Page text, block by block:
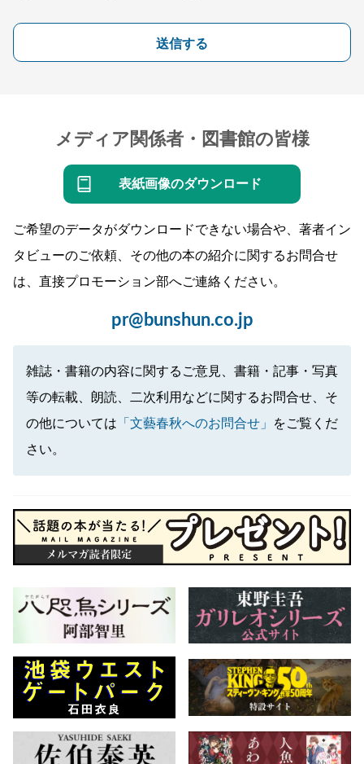
送信する
メディア関係者・図書館の皆様
表紙画像のダウンロード
ご希望のデータがダウンロードできない場合や、著者イン
タビューのご依頼、その他の本の紹介に関するお問合せ
は、直接プロモーション部へご連絡ください。
pr@bunshun.co.jp
雑誌・書籍の内容に関するご意見、書籍・記事・写真
等の転載、朗読、二次利用などに関するお問合せ、そ
の他については 「文藝春秋へのお問合せ」
をご覧くだ
さい。